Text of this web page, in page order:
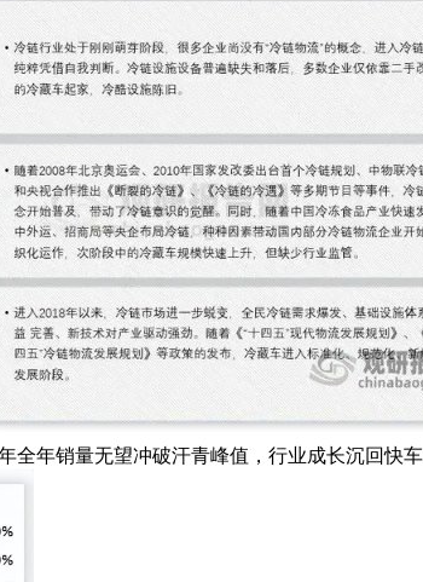
全年销量无望冲破汗青峰值，行业成长沉回快车